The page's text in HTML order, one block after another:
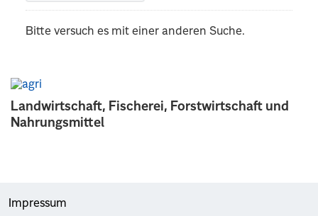
Landwirtschaft, Fischerei, Forstwirtschaft und
Nahrungsmittel
Bitte versuch es mit einer anderen Suche.
Impressum